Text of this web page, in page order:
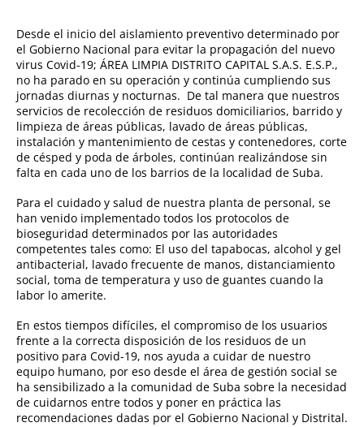
Desde el inicio del aislamiento preventivo determinado por
el Gobierno Nacional para evitar la propagación del nuevo
virus Covid-19; ÁREA LIMPIA DISTRITO CAPITAL S.A.S. E.S.P.,
no ha parado en su operación y continúa cumpliendo sus
jornadas diurnas y nocturnas. De tal manera que nuestros
servicios de recolección de residuos domiciliarios, barrido y
limpieza de áreas públicas, lavado de áreas públicas,
instalación y mantenimiento de cestas y contenedores, corte
de césped y poda de árboles, continúan realizándose sin
falta en cada uno de los barrios de la localidad de Suba.
Para el cuidado y salud de nuestra planta de personal, se
han venido implementado todos los protocolos de
bioseguridad determinados por las autoridades
competentes tales como: El uso del tapabocas, alcohol y gel
antibacterial, lavado frecuente de manos, distanciamiento
social, toma de temperatura y uso de guantes cuando la
labor lo amerite.
En estos tiempos difíciles, el compromiso de los usuarios
frente a la correcta disposición de los residuos de un
positivo para Covid-19, nos ayuda a cuidar de nuestro
equipo humano, por eso desde el área de gestión social se
ha sensibilizado a la comunidad de Suba sobre la necesidad
de cuidarnos entre todos y poner en práctica las
recomendaciones dadas por el Gobierno Nacional y Distrital.